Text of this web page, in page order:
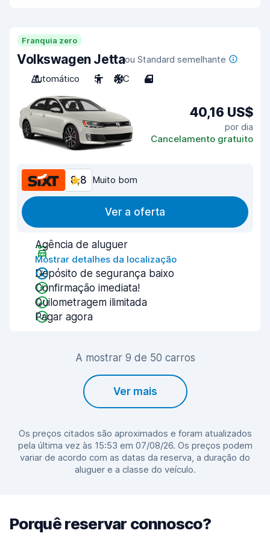
Franquia zero
Volkswagen Jettaou Standard semelhante
Automático
5 A/C 4
40,16 US$
por dia
Cancelamento gratuito
8,8 Muito bom
Ver a oferta
Agência de aluguer
Mostrar detalhes da localização
Depósito de segurança baixo
Confirmação imediata!
Quilometragem ilimitada
Pagar agora
A mostrar 9 de 50 carros
Ver mais
Os preços citados são aproximados e foram atualizados
pela última vez às 15:53 em 07/08/26. Os preços podem
variar de acordo com as datas da reserva, a duração do
aluguer e a classe do veículo.
Porquê reservar connosco?